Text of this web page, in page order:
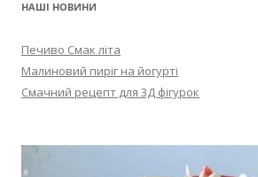
НАШІ НОВИНИ
Печиво Смак літа
Малиновий пиріг на йогурті
Смачний рецепт для 3Д фігурок